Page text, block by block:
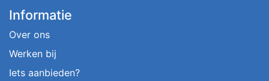
Informatie
Over ons
Werken bij
Iets aanbieden?